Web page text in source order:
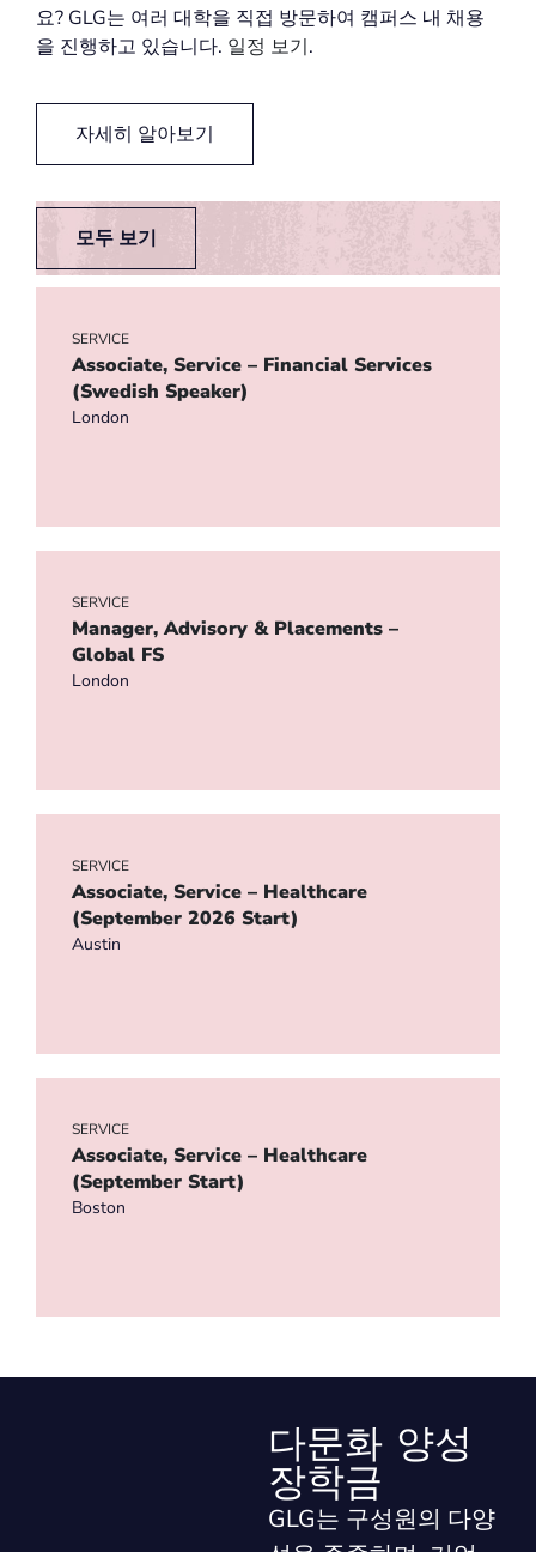
요? GLG는 여러 대학을 직접 방문하여 캠퍼스 내 채용
을 진행하고 있습니다. 일정 보기.
자세히 알아보기
모두 보기
SERVICE
Associate, Service – Financial Services
(Swedish Speaker)
London
SERVICE
Manager, Advisory & Placements –
Global FS
London
SERVICE
Associate, Service – Healthcare
(September 2026 Start)
Austin
SERVICE
Associate, Service – Healthcare
(September Start)
Boston
다문화 양성
장학금
GLG는 구성원의 다양